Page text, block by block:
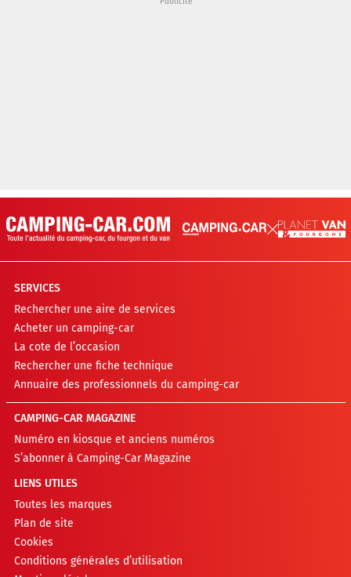
SERVICES
Rechercher une aire de services
Acheter un camping-car
La cote de l’occasion
Rechercher une fiche technique
Annuaire des professionnels du camping-car
CAMPING-CAR MAGAZINE
Numéro en kiosque et anciens numéros
S’abonner à Camping-Car Magazine
LIENS UTILES
Toutes les marques
Plan de site
Cookies
Conditions générales d’utilisation